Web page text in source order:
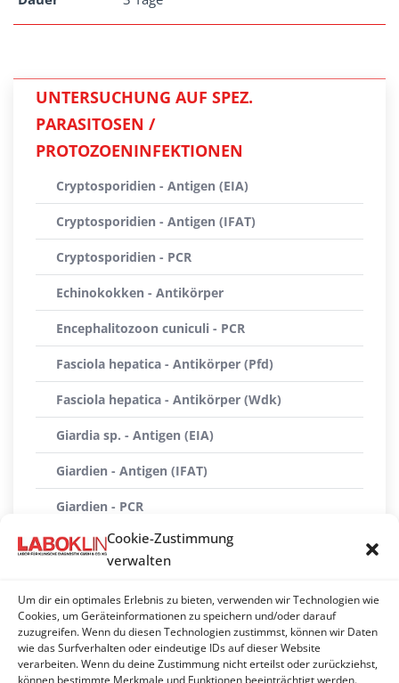
Cookie-Zustimmung
verwalten
Um dir ein optimales Erlebnis zu bieten, verwenden wir Technologien wie
Cookies, um Geräteinformationen zu speichern und/oder darauf
zuzugreifen. Wenn du diesen Technologien zustimmst, können wir Daten
wie das Surfverhalten oder eindeutige IDs auf dieser Website
verarbeiten. Wenn du deine Zustimmung nicht erteilst oder zurückziehst,
können bestimmte Merkmale und Funktionen beeinträchtigt werden.
UNTERSUCHUNG AUF SPEZ.
PARASITOSEN /
PROTOZOENINFEKTIONEN
Cryptosporidien - Antigen (EIA)
Cryptosporidien - Antigen (IFAT)
Cryptosporidien - PCR
Echinokokken - Antikörper
Encephalitozoon cuniculi - PCR
Fasciola hepatica - Antikörper (Pfd)
Fasciola hepatica - Antikörper (Wdk)
Giardia sp. - Antigen (EIA)
Giardien - Antigen (IFAT)
Giardien - PCR
Nosema - Mikroskopie
Ostertagia ostertagi - Antikörper
Toxoplasma gondii - PCR